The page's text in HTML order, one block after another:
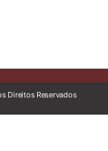
Direitos Reservados